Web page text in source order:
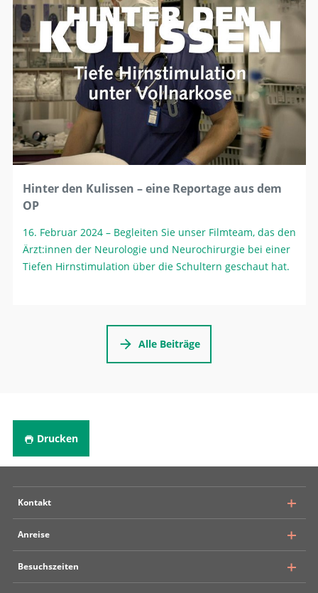
Hinter den Kulissen – eine Reportage aus dem
OP
16. Februar 2024 – Begleiten Sie unser Filmteam, das den
Ärzt:innen der Neurologie und Neurochirurgie bei einer
Tiefen Hirnstimulation über die Schultern geschaut hat.
Alle Beiträge
Drucken
Kontakt
Inselspital Bern
Anreise
Besuchszeiten